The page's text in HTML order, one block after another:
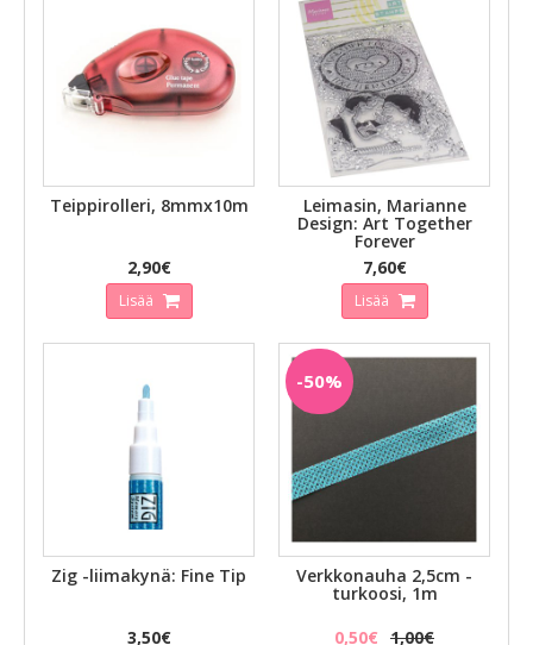
Teippirolleri, 8mmx10m
2,90€
Lisää
Leimasin, Marianne
Design: Art Together
Forever
7,60€
Lisää
Zig -liimakynä: Fine Tip
3,50€
-50%
Verkkonauha 2,5cm -
turkoosi, 1m
0,50€ 1,00€